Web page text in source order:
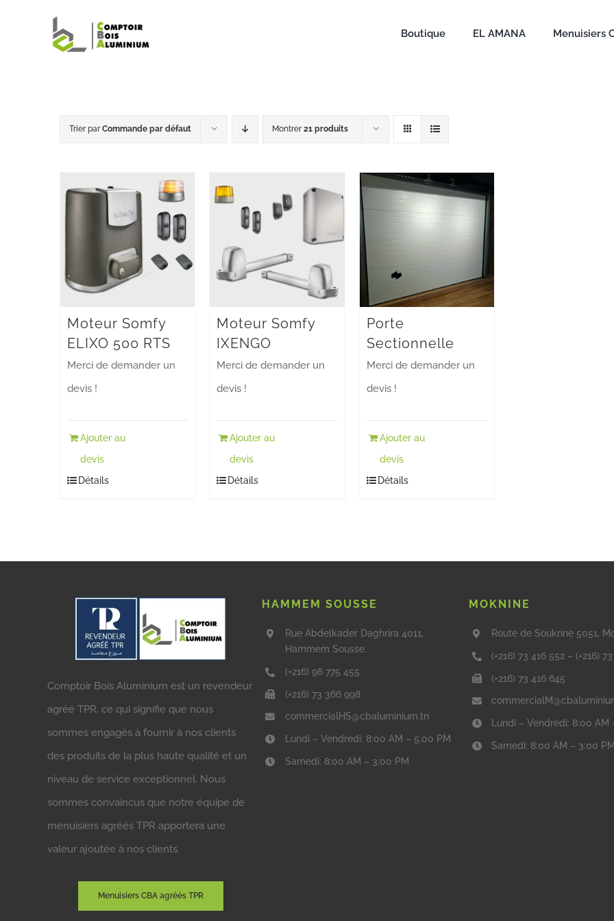
Boutique EL AMANA Menuisiers
Trier parCommande par défaut Montrer21 produits
Moteur Somfy
ELIXO 500 RTS
Merci de demander un
devis !
Ajouter au
devis
Détails
Moteur Somfy
IXENGO
Merci de demander un
devis !
Ajouter au
devis
Détails
Porte
Sectionnelle
Merci de demander un
devis !
Ajouter au
devis
Détails
Comptoir Bois Aluminium est un revendeur
agréé TPR, ce qui signifie que nous
sommes engagés à fournir à nos clients
des produits de la plus haute qualité et un
niveau de service exceptionnel. Nous
sommes convaincus que notre équipe de
menuisiers agréés TPR apportera une
valeur ajoutée à nos clients.
Menuisiers CBA agréés TPR
HAMMEM SOUSSE
Rue Abdelkader Daghrira 4011,
Hammem Sousse.
(+216) 98 775 455
(+216) 73 366 998
commercialHS@cbaluminium.tn
Lundi – Vendredi: 8:00 AM – 5:00 PM
Samedi: 8:00 AM – 3:00 PM
MOKNINE
Route de Soukrine 5051,
(+216) 73 416 552 – (+216)
(+216) 73 416 645
Lundi – Vendredi: 8:00 AM
Samedi: 8:00 AM – 3:00 PM